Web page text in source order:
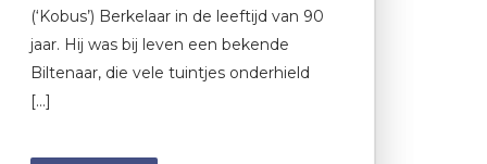
(‘Kobus’) Berkelaar in de leeftijd van 90
jaar. Hij was bij leven een bekende
Biltenaar, die vele tuintjes onderhield
[…]